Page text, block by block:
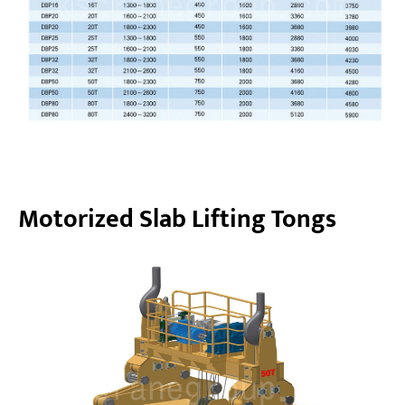
Motorized Slab Lifting Tongs